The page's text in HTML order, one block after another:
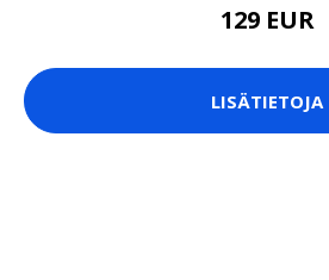
129 EUR
LISÄTIETOJA